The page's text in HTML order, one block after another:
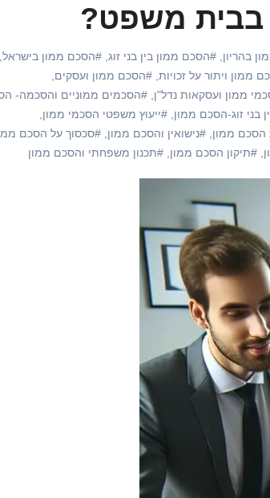
בבית משפט?
בהריון #הסכם ממון בין בני זוג #הסכם ממון בישראל
ממון ויתור על זכויות #הסכם ממון ועסקים
ממון ועסקאות נדל"ן #הסכמים ממוניים והסכמה-
בני זוג-הסכם ממון #ייעוץ משפטי הסכמי ממון
ממון #נישואין והסכם ממון #סכסוך על הסכם
#תיקון הסכם ממון #תכנון משפחתי והסכם ממון